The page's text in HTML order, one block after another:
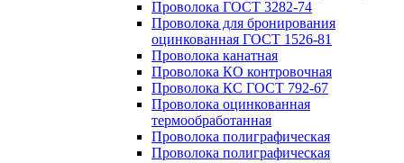
Проволока ГОСТ 3282-74
Проволока для бронирования
оцинкованная ГОСТ 1526-81
Проволока канатная
Проволока КО контровочная
Проволока КС ГОСТ 792-67
Проволока оцинкованная
термообработанная
Проволока полиграфическая
Проволока полиграфическая